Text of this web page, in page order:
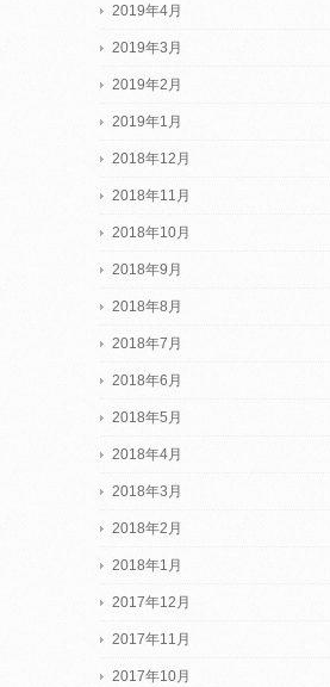
2019年4月
2019年3月
2019年2月
2019年1月
2018年12月
2018年11月
2018年10月
2018年9月
2018年8月
2018年7月
2018年6月
2018年5月
2018年4月
2018年3月
2018年2月
2018年1月
2017年12月
2017年11月
2017年10月